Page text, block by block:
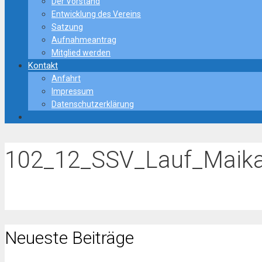
Entwicklung des Vereins
Satzung
Aufnahmeantrag
Mitglied werden
Kontakt
Anfahrt
Impressum
Datenschutzerklärung
Neueste Beiträge